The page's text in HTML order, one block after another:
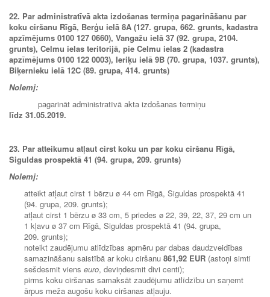
22. Par administratīvā akta izdošanas termiņa pagarināšanu par
koku ciršanu Rīgā, Berģu ielā 8A (127. grupa, 662. grunts, kadastra
apzīmējums 0100 127 0660), Vangažu ielā 37 (92. grupa, 2104.
grunts), Celmu ielas teritorijā, pie Celmu ielas 2 (kadastra
apzīmējums 0100 122 0003), Ieriķu ielā 9B (70. grupa, 1037. grunts),
Biķernieku ielā 12C (89. grupa, 414. grunts)
Nolemj:
pagarināt administratīvā akta izdošanas termiņu
līdz 31.05.2019.
23. Par atteikumu atļaut cirst koku un par koku ciršanu Rīgā,
Siguldas prospektā 41 (94. grupa, 209. grunts)
Nolemj:
atteikt atļaut cirst 1 bērzu ø 44 cm Rīgā, Siguldas prospektā 41
(94. grupa, 209. grunts);
atļaut cirst 1 bērzu ø 33 cm, 5 priedes ø 22, 39, 22, 37, 29 cm un
1 kļavu ø 37 cm Rīgā, Siguldas prospektā 41 (94. grupa,
209. grunts);
noteikt zaudējumu atlīdzības apmēru par dabas daudzveidības
samazināšanu saistībā ar koku ciršanu 861,92 EUR (astoņi simti
sešdesmit viens euro, deviņdesmit divi centi);
pirms koku ciršanas samaksāt zaudējumu atlīdzību un saņemt
ārpus meža augošu koku ciršanas atļauju.